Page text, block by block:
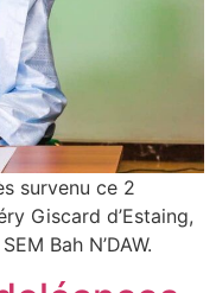
survenu ce 2
Giscard d’Estaing,
Bah N’DAW.